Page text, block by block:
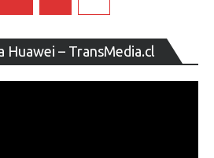
Huawei – TransMedia.cl
de